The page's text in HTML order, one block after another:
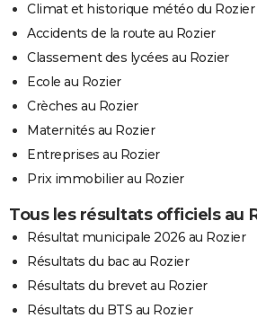
Climat et historique météo du Rozier
Accidents de la route au Rozier
Classement des lycées au Rozier
Ecole au Rozier
Crèches au Rozier
Maternités au Rozier
Entreprises au Rozier
Prix immobilier au Rozier
Tous les résultats officiels au
Résultat municipale 2026 au Rozier
Résultats du bac au Rozier
Résultats du brevet au Rozier
Résultats du BTS au Rozier